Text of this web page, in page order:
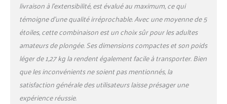
livraison à l’extensibilité, est évalué au maximum, ce qui
témoigne d’une qualité irréprochable. Avec une moyenne de 5
étoiles, cette combinaison est un choix sûr pour les adultes
amateurs de plongée. Ses dimensions compactes et son poids
léger de 1,27 kg la rendent également facile à transporter. Bien
que les inconvénients ne soient pas mentionnés, la
satisfaction générale des utilisateurs laisse présager une
expérience réussie.